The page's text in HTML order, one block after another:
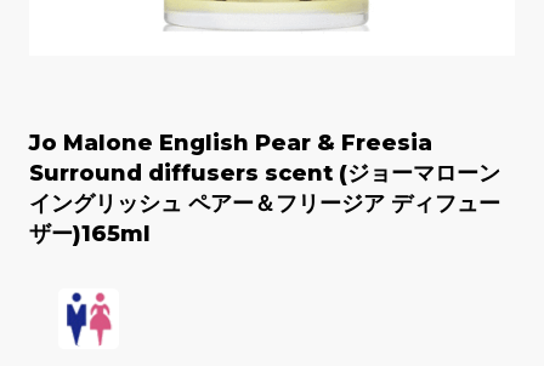
Jo Malone English Pear & Freesia
Surround diffusers scent (ジョーマローン
イングリッシュ ペアー＆フリージア ディフュー
ザー)165ml